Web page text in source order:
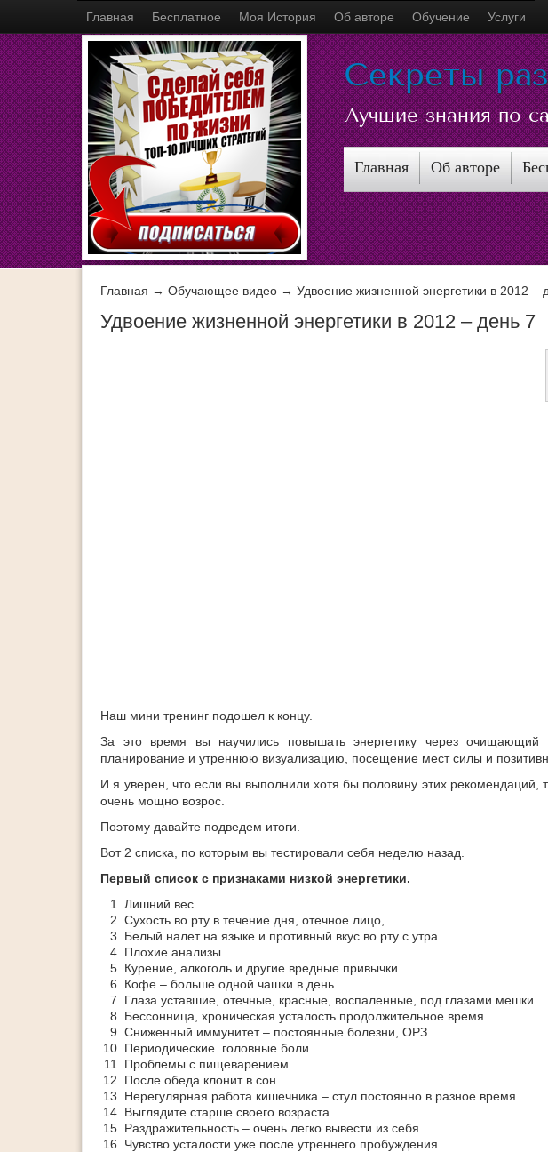
Главная Бесплатное Моя История Об авторе Обучение Услуги
Секреты
Лучшие знания по
Главная Об авторе
Главная → Обучающее видео → Удвоение жизненной энергетики в 2012 –
Удвоение жизненной энергетики в 2012 – день 7
Наш мини тренинг подошел к концу.
За это время вы научились повышать энергетику через очищающий
планирование и утреннюю визуализацию, посещение мест силы и
И я уверен, что если вы выполнили хотя бы половину этих рекомендаций,
очень мощно возрос.
Поэтому давайте подведем итоги.
Вот 2 списка, по которым вы тестировали себя неделю назад.
Первый список с признаками низкой энергетики.
Лишний вес
Сухость во рту в течение дня, отечное лицо,
Белый налет на языке и противный вкус во рту с утра
Плохие анализы
Курение, алкоголь и другие вредные привычки
Кофе – больше одной чашки в день
Глаза уставшие, отечные, красные, воспаленные, под глазами мешки
Бессонница, хроническая усталость продолжительное время
Сниженный иммунитет – постоянные болезни, ОРЗ
Периодические головные боли
Проблемы с пищеварением
После обеда клонит в сон
Нерегулярная работа кишечника – стул постоянно в разное время
Выглядите старше своего возраста
Раздражительность – очень легко вывести из себя
Чувство усталости уже после утреннего пробуждения